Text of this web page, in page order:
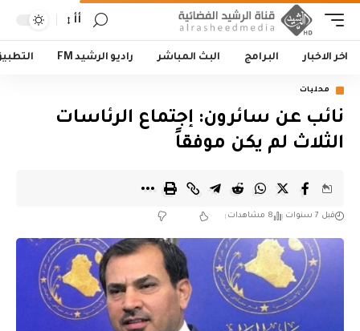
أأ
اخر الاخبار البرامج البث المباشر راديو الرشيد FM
محليات
نائب عن سائرون: إجتماع الرئاسات
الثلاث لم يكن موفقاً
قبل 7 سنوات 8 مشاهدات